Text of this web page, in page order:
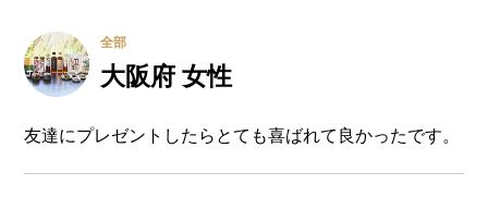
全部
大阪府 女性
友達にプレゼントしたらとても喜ばれて良かったです。